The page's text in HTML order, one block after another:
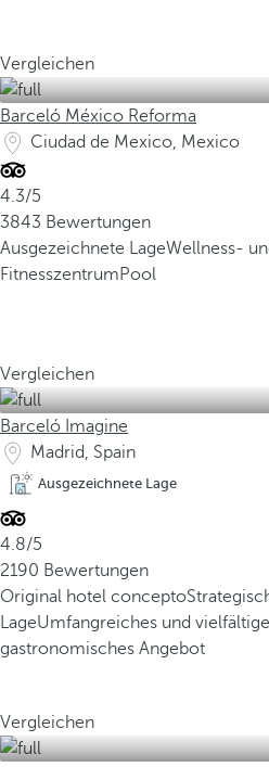
Vergleichen
Barceló México Reforma
Ciudad de Mexico, Mexico
4.3/5
3843 Bewertungen
Ausgezeichnete LageWellness-
FitnesszentrumPool
Vergleichen
Barceló Imagine
Madrid, Spain
Ausgezeichnete Lage
4.8/5
2190 Bewertungen
Original hotel concepto
LageUmfangreiches und
gastronomisches Angebot
Vergleichen